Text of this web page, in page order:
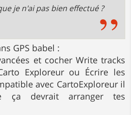
je n'ai pas bien effectué ?
GPS babel :
et cocher Write tracks
Exploreur ou Écrire les
avec CartoExploreur il
ça devrait arranger tes